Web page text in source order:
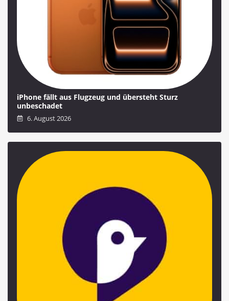
iPhone fällt aus Flugzeug und übersteht Sturz
unbeschadet
6. August 2026